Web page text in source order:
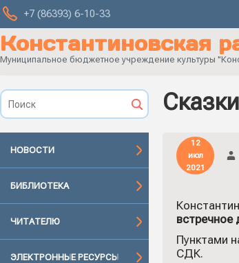
+7 (86393) 6-10-33
Константиновская
Муниципальное бюджетное учреждение культуры
НОВОСТИ
БИБЛИОТЕКА
ЧИТАТЕЛЮ
ЭЛЕКТРОННЫЕ РЕСУРСЫ
12
июл
2021
встречное
Пунктами
СДК.